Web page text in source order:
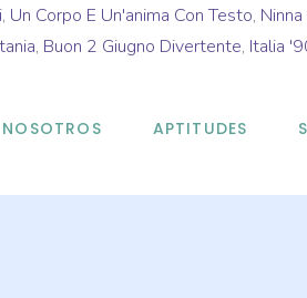
, Un Corpo E Un'anima Con Testo,
, Buon 2 Giugno Divertente, Italia
NOSOTROS APTITUDES